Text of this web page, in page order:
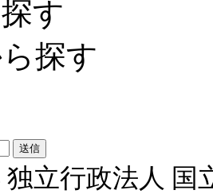
す
探す
独立行政法人 国